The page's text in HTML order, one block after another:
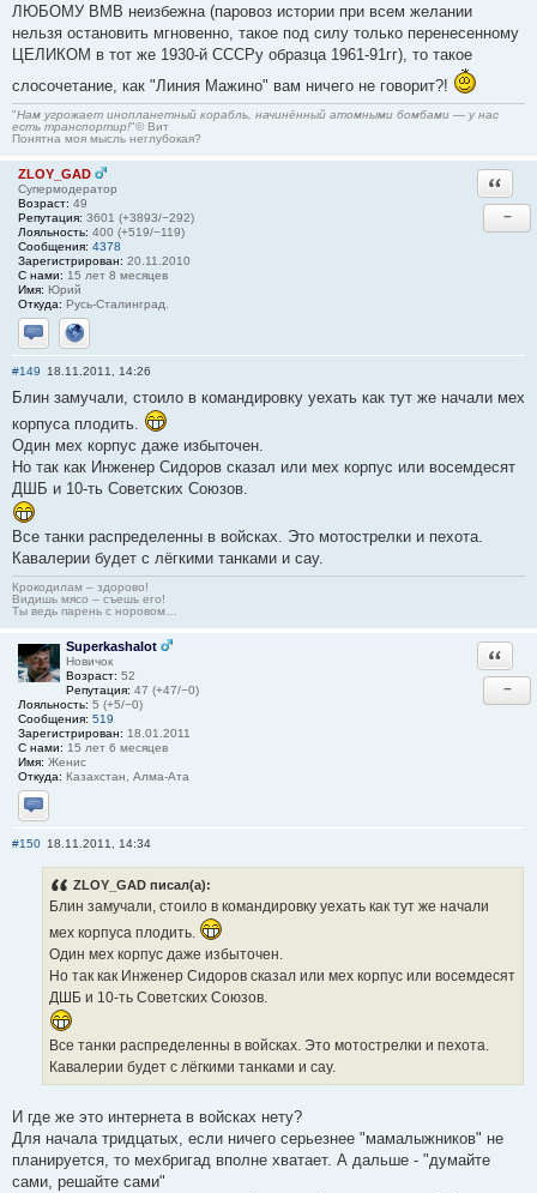
ЛЮБОМУ ВМВ неизбежна (паровоз истории при всем желании
нельзя остановить мгновенно, такое под силу только перенесенному
ЦЕЛИКОМ в тот же 1930-й СССРу образца 1961-91гг), то такое
слосочетание, как "Линия Мажино" вам ничего не говорит?!
"Нам угрожает инопланетный корабль, начинённый атомными бомбами — у нас
есть транспортир!"© Вит
Понятна моя мысль неглубокая?
ZLOY_GAD
Супермодератор
Возраст: 49
Репутация: 3601 (+3893/−292)
Лояльность: 400 (+519/−119)
Сообщения: 4378
Зарегистрирован: 20.11.2010
С нами: 15 лет 8 месяцев
Имя: Юрий
Откуда: Русь-Сталинград.
Отправить личное сообщение
Сайт
−
#149 18.11.2011, 14:26
Блин замучали, стоило в командировку уехать как тут же начали мех
корпуса плодить.
Один мех корпус даже избыточен.
Но так как Инженер Сидоров сказал или мех корпус или восемдесят
ДШБ и 10-ть Советских Союзов.
Все танки распределенны в войсках. Это мотострелки и пехота.
Кавалерии будет с лёгкими танками и сау.
Крокодилам – здорово!
Видишь мясо – съешь его!
Ты ведь парень с норовом…
Superkashalot
Новичок
Возраст: 52
Репутация: 47 (+47/−0)
Лояльность: 5 (+5/−0)
Сообщения: 519
Зарегистрирован: 18.01.2011
С нами: 15 лет 6 месяцев
Имя: Женис
Откуда: Казахстан, Алма-Ата
Отправить личное сообщение
−
#150 18.11.2011, 14:34
ZLOY_GAD писал(а):
Блин замучали, стоило в командировку уехать как тут же начали
мех корпуса плодить.
Один мех корпус даже избыточен.
Но так как Инженер Сидоров сказал или мех корпус или восемдесят
ДШБ и 10-ть Советских Союзов.
Все танки распределенны в войсках. Это мотострелки и пехота.
Кавалерии будет с лёгкими танками и сау.
И где же это интернета в войсках нету?
Для начала тридцатых, если ничего серьезнее "мамалыжников" не
планируется, то мехбригад вполне хватает. А дальше - "думайте
сами, решайте сами"